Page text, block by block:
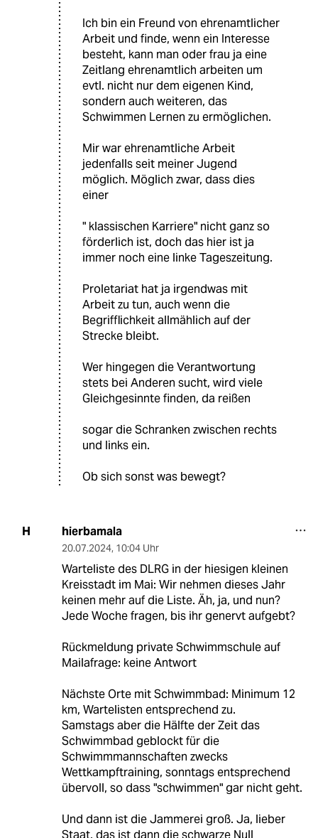
Ich bin ein Freund von ehrenamtlicher
Arbeit und finde, wenn ein Interesse
besteht, kann man oder frau ja eine
Zeitlang ehrenamtlich arbeiten um
evtl. nicht nur dem eigenen Kind,
sondern auch weiteren, das
Schwimmen Lernen zu ermöglichen.
Mir war ehrenamtliche Arbeit
jedenfalls seit meiner Jugend
möglich. Möglich zwar, dass dies
einer
" klassischen Karriere" nicht ganz so
förderlich ist, doch das hier ist ja
immer noch eine linke Tageszeitung.
Proletariat hat ja irgendwas mit
Arbeit zu tun, auch wenn die
Begrifflichkeit allmählich auf der
Strecke bleibt.
Wer hingegen die Verantwortung
stets bei Anderen sucht, wird viele
Gleichgesinnte finden, da reißen
sogar die Schranken zwischen rechts
und links ein.
Ob sich sonst was bewegt?
H hierbamala
20.07.2024, 10:04 Uhr
Warteliste des DLRG in der hiesigen kleinen
Kreisstadt im Mai: Wir nehmen dieses Jahr
keinen mehr auf die Liste. Äh, ja, und nun?
Jede Woche fragen, bis ihr genervt aufgebt?
Rückmeldung private Schwimmschule auf
Mailafrage: keine Antwort
Nächste Orte mit Schwimmbad: Minimum 12
km, Wartelisten entsprechend zu.
Samstags aber die Hälfte der Zeit das
Schwimmbad geblockt für die
Schwimmmannschaften zwecks
Wettkampftraining, sonntags entsprechend
übervoll, so dass "schwimmen" gar nicht geht.
Und dann ist die Jammerei groß. Ja, lieber
Staat, das ist dann die schwarze Null